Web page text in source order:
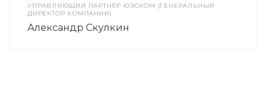
УПРАВЛЯЮЩИЙ ПАРТНЁР ЮЭСКОМ (ГЕНЕРАЛЬНЫЙ
ДИРЕКТОР КОМПАНИИ)
Александр Скулкин